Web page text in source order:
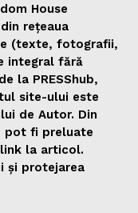
House
rețeaua
(texte, fotografii,
integral fără
la PRESShub,
site-ului este
de Autor. Din
pot fi preluate
la articol.
și protejarea